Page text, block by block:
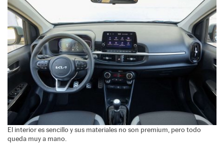
El interior es sencillo y sus materiales no son premium, pero todo
queda muy a mano.